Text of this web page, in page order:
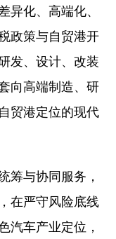
化、高端化、
政策与自贸港开
发、设计、改装
向高端制造、研
贸港定位的现代
与协同服务，
在严守风险底线
汽车产业定位，